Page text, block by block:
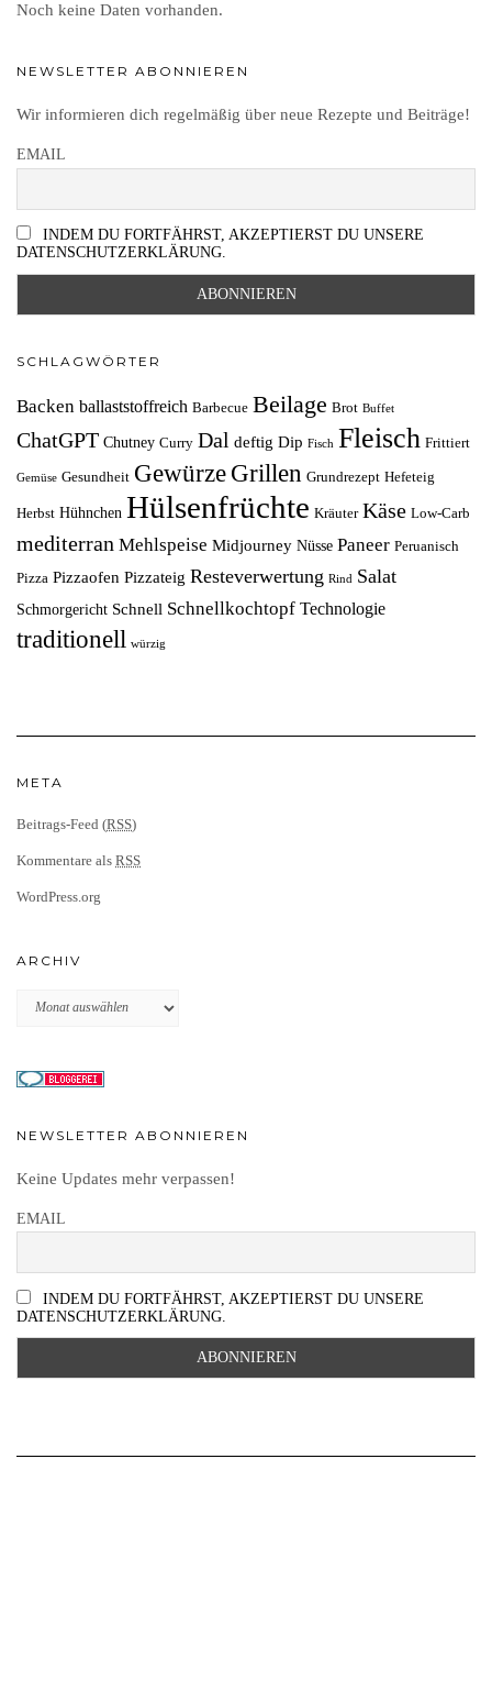
Noch keine Daten vorhanden.
NEWSLETTER ABONNIEREN
Wir informieren dich regelmäßig über neue Rezepte und Beiträge!
EMAIL
INDEM DU FORTFÄHRST, AKZEPTIERST DU UNSERE
DATENSCHUTZERKLÄRUNG.
SCHLAGWÖRTER
Backen ballaststoffreich Barbecue Beilage Brot Buffet
ChatGPT Chutney Curry Dal deftig Dip Fisch Fleisch Frittiert
Gemüse Gesundheit Gewürze Grillen Grundrezept Hefeteig
Herbst Hühnchen Hülsenfrüchte Kräuter Käse Low-Carb
mediterran Mehlspeise Midjourney Nüsse Paneer Peruanisch
Pizza Pizzaofen Pizzateig Resteverwertung Rind Salat
Schmorgericht Schnell Schnellkochtopf Technologie
traditionell würzig
META
Beitrags-Feed (RSS)
Kommentare als RSS
WordPress.org
ARCHIV
Archiv
NEWSLETTER ABONNIEREN
Keine Updates mehr verpassen!
EMAIL
INDEM DU FORTFÄHRST, AKZEPTIERST DU UNSERE
DATENSCHUTZERKLÄRUNG.